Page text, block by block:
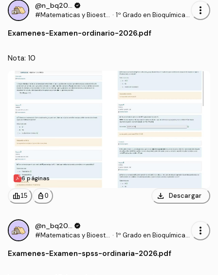
@n_bq2006verified
#Matematicas y Bioesta · 1º Grado en Bioquímica
more_vert
Examenes-Examen-ordinario-2026.pdf
Nota: 10
6 páginas
leaderboard15 personal_bag 0 download Descargar
@n_bq2006verified
#Matematicas y Bioesta · 1º Grado en Bioquímica
more_vert
Examenes-Examen-spss-ordinaria-2026.pdf